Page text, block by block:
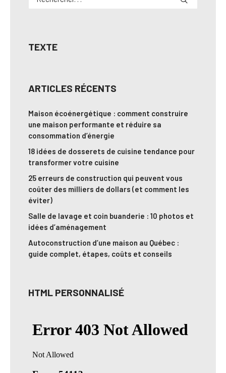
TEXTE
ARTICLES RÉCENTS
Maison écoénergétique : comment construire
une maison performante et réduire sa
consommation d’énergie
18 idées de dosserets de cuisine tendance pour
transformer votre cuisine
25 erreurs de construction qui peuvent vous
coûter des milliers de dollars (et comment les
éviter)
Salle de lavage et coin buanderie : 10 photos et
idées d’aménagement
Autoconstruction d’une maison au Québec :
guide complet, étapes, coûts et conseils
HTML PERSONNALISÉ